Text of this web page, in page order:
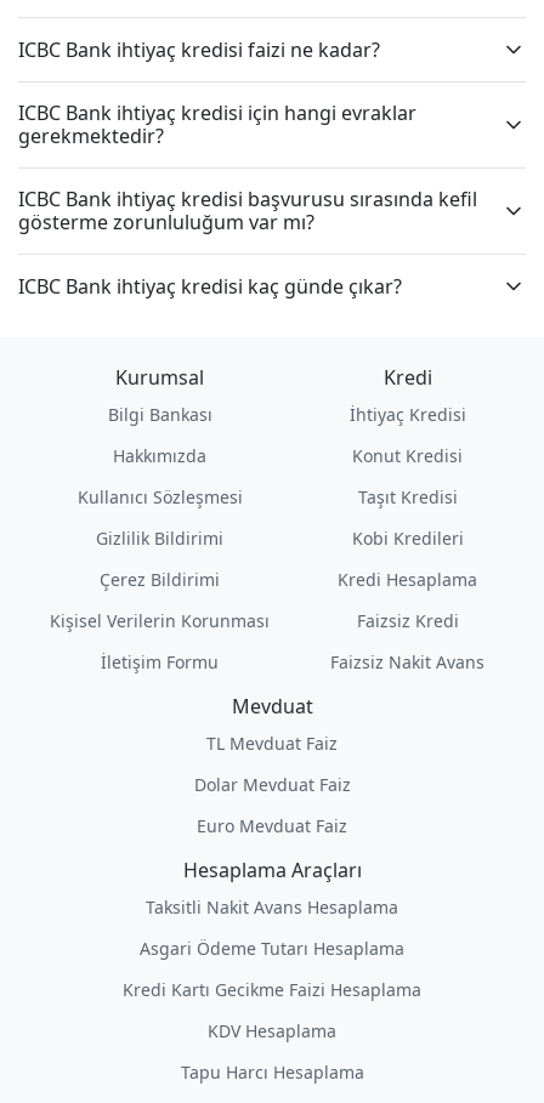
ICBC Bank ihtiyaç kredisi faizi ne kadar?
ICBC Bank ihtiyaç kredisi için hangi evraklar
gerekmektedir?
ICBC Bank ihtiyaç kredisi başvurusu sırasında kefil
gösterme zorunluluğum var mı?
ICBC Bank ihtiyaç kredisi kaç günde çıkar?
Kurumsal
Bilgi Bankası
Hakkımızda
Kullanıcı Sözleşmesi
Gizlilik Bildirimi
Çerez Bildirimi
Kişisel Verilerin Korunması
İletişim Formu
Kredi
İhtiyaç Kredisi
Konut Kredisi
Taşıt Kredisi
Kobi Kredileri
Kredi Hesaplama
Faizsiz Kredi
Faizsiz Nakit Avans
Mevduat
TL Mevduat Faiz
Dolar Mevduat Faiz
Euro Mevduat Faiz
Hesaplama Araçları
Taksitli Nakit Avans Hesaplama
Asgari Ödeme Tutarı Hesaplama
Kredi Kartı Gecikme Faizi Hesaplama
KDV Hesaplama
Tapu Harcı Hesaplama